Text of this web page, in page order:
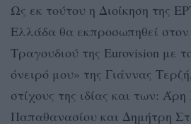
Ως εκ τούτου η Διοίκηση της
Ελλάδα θα εκπροσωπηθεί
Τραγουδιού της Eurovision με
όνειρό μου» της Γιάννας
στίχους της ιδίας και των:
Παπαθανασίου και Δημήτρη